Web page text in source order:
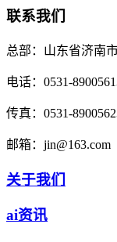
联系我们
总部： 山东省济南
电话： 0531-
传真： 0531-
邮箱： jin@163.com
关于我们
ai资讯